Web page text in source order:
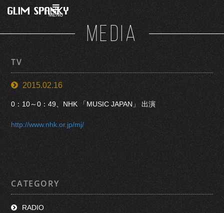
MENU
MEDIA
TV
2015.02.16
0：10～0：49、NHK 「MUSIC JAPAN」 出演
http://www.nhk.or.jp/mj/
CATEGORY
RADIO